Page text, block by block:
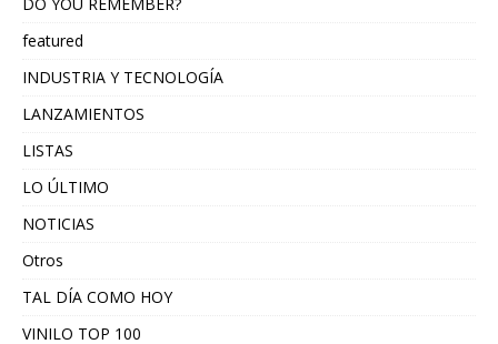
featured
INDUSTRIA Y TECNOLOGÍA
LANZAMIENTOS
LISTAS
LO ÚLTIMO
NOTICIAS
Otros
TAL DÍA COMO HOY
VINILO TOP 100